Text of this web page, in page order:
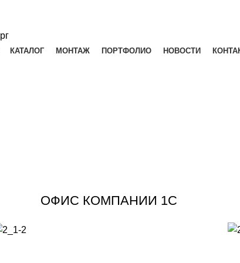
КАТАЛОГ МОНТАЖ ПОРТФОЛИО НОВОСТИ
ОФИС КОМПАНИИ 1С